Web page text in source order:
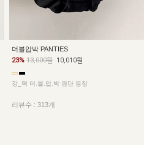
더블압박 PANTIES
23% 13,000원 10,010원
강_력 더.블.압.박 원단 등장
리뷰수 : 313개